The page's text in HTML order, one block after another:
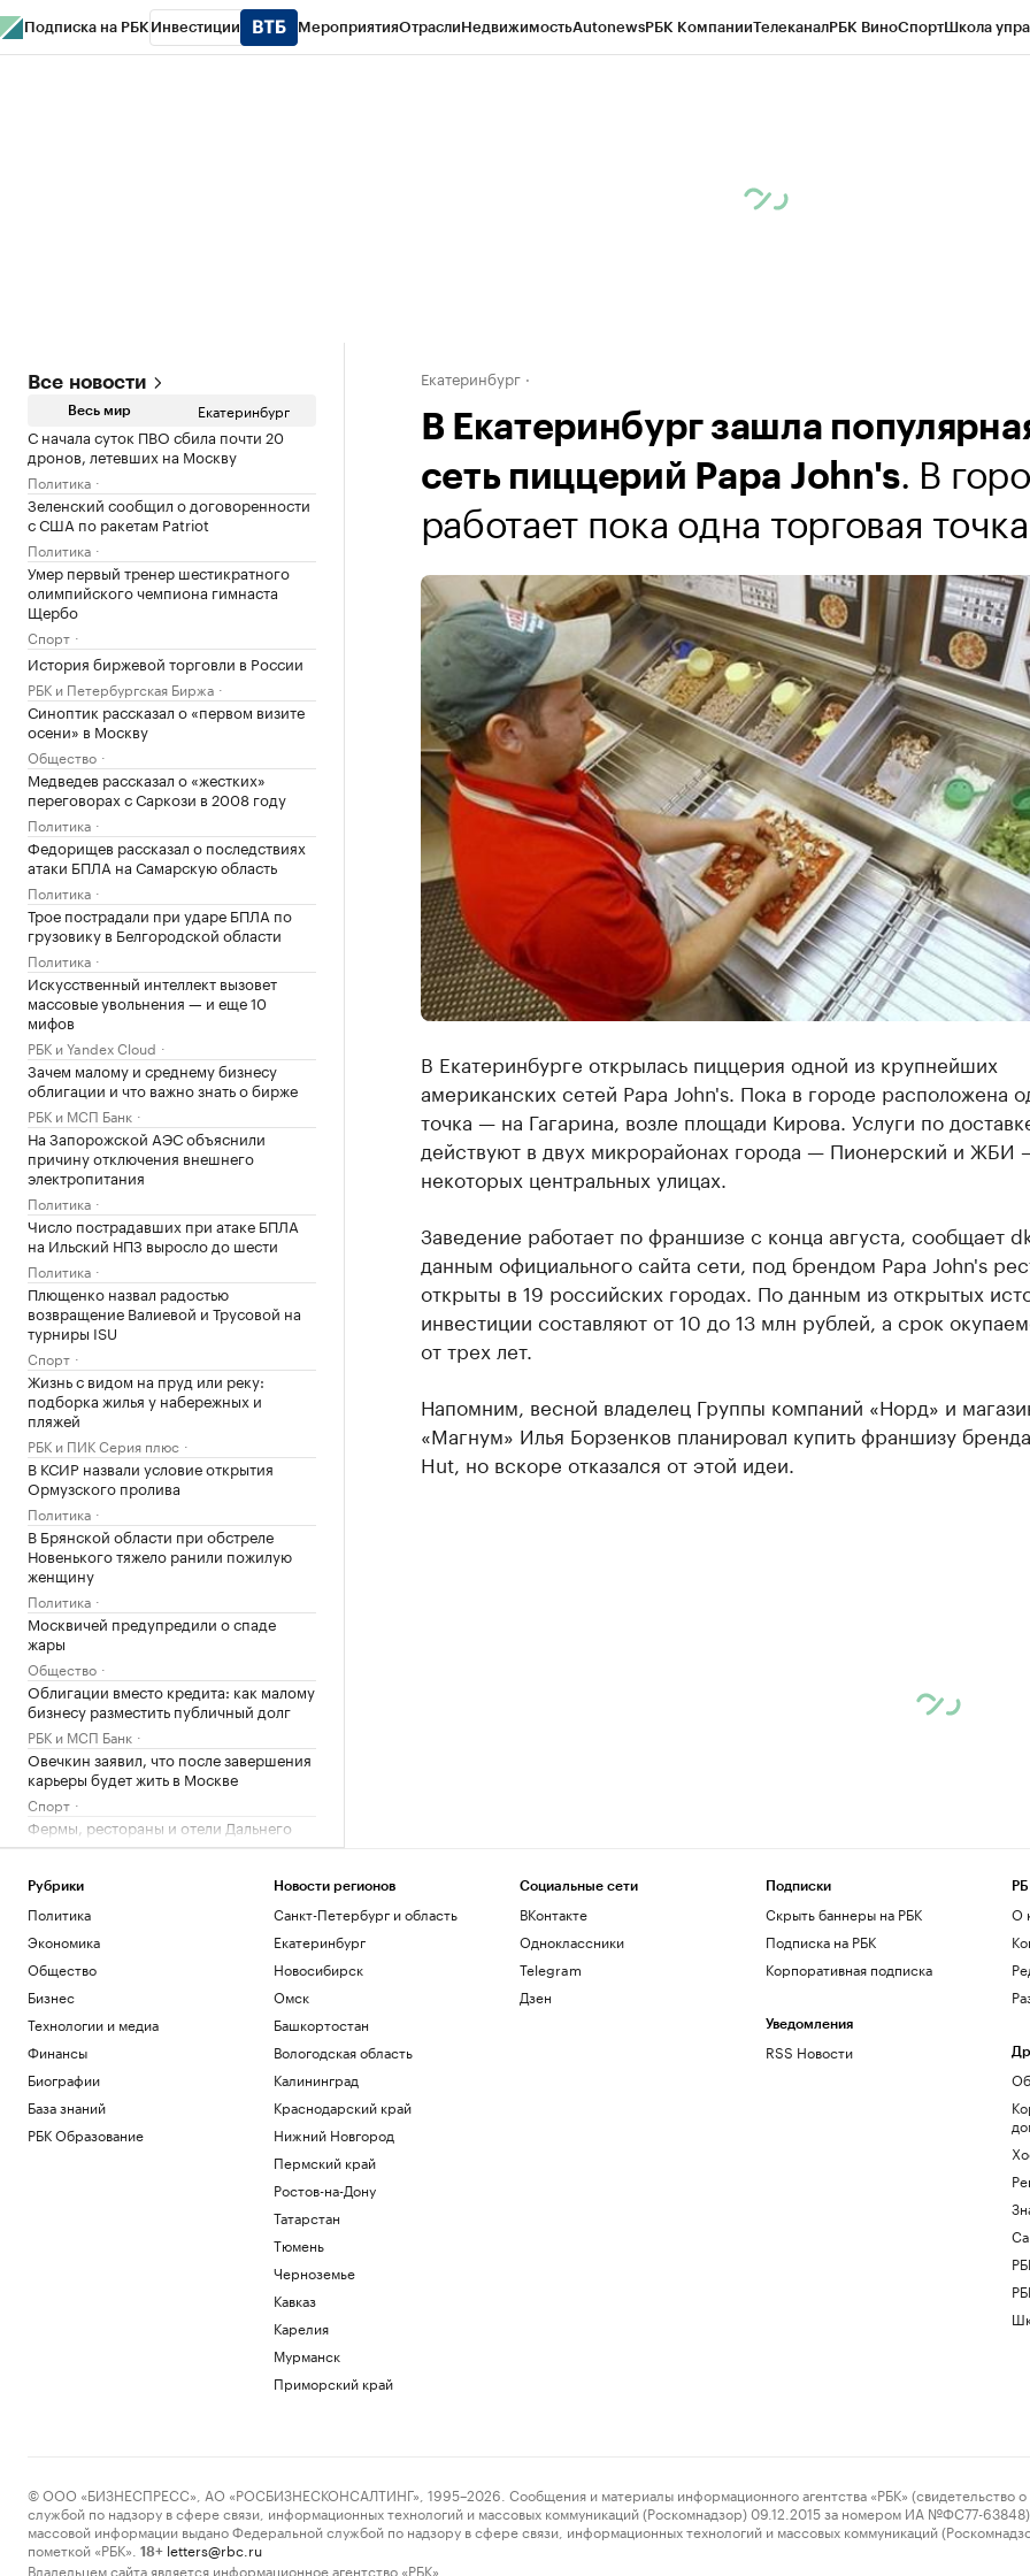
Подписка на РБК Инвестиции МероприятияОтраслиНедвижимостьAutonewsРБК КомпанииТелеканалРБК ВиноСпортШкола
Все новости
Весь мир Екатеринбург
С начала суток ПВО сбила почти 20
дронов, летевших на Москву
Политика
Зеленский сообщил о договоренности
с США по ракетам Patriot
Политика
Умер первый тренер шестикратного
олимпийского чемпиона гимнаста
Щербо
Спорт
История биржевой торговли в России
РБК и Петербургская Биржа
Синоптик рассказал о «первом визите
осени» в Москву
Общество
Медведев рассказал о «жестких»
переговорах с Саркози в 2008 году
Политика
Федорищев рассказал о последствиях
атаки БПЛА на Самарскую область
Политика
Трое пострадали при ударе БПЛА по
грузовику в Белгородской области
Политика
Искусственный интеллект вызовет
массовые увольнения — и еще 10
мифов
РБК и Yandex Cloud
Зачем малому и среднему бизнесу
облигации и что важно знать о бирже
РБК и МСП Банк
На Запорожской АЭС объяснили
причину отключения внешнего
электропитания
Политика
Число пострадавших при атаке БПЛА
на Ильский НПЗ выросло до шести
Политика
Плющенко назвал радостью
возвращение Валиевой и Трусовой на
турниры ISU
Спорт
Жизнь с видом на пруд или реку:
подборка жилья у набережных и
пляжей
РБК и ПИК Серия плюс
В КСИР назвали условие открытия
Ормузского пролива
Политика
В Брянской области при обстреле
Новенького тяжело ранили пожилую
женщину
Политика
Москвичей предупредили о спаде
жары
Общество
Облигации вместо кредита: как малому
бизнесу разместить публичный долг
РБК и МСП Банк
Овечкин заявил, что после завершения
карьеры будет жить в Москве
Спорт
Фермы, рестораны и отели Дальнего
Востока. Гастрогид
Екатеринбург
В Екатеринбург зашла
сеть пиццерий Papa John's. В
работает пока одна торговая
В Екатеринбурге открылась пиццерия одной из крупнейших
американских сетей Papa John's. Пока в городе расположена
точка — на Гагарина, возле площади Кирова. Услуги по
действуют в двух микрорайонах города — Пионерский и ЖБИ
некоторых центральных улицах.
Заведение работает по франшизе с конца августа, сообщает
данным официального сайта сети, под брендом Papa John's
открыты в 19 российских городах. По данным из открытых
инвестиции составляют от 10 до 13 млн рублей, а срок
от трех лет.
Напомним, весной владелец Группы компаний «Норд» и
«Магнум» Илья Борзенков планировал купить франшизу
Hut, но вскоре отказался от этой идеи.
Рубрики
Политика
Экономика
Общество
Бизнес
Технологии и медиа
Финансы
Биографии
База знаний
РБК Образование
Новости регионов
Санкт-Петербург и область
Екатеринбург
Новосибирск
Омск
Башкортостан
Вологодская область
Калининград
Краснодарский край
Нижний Новгород
Пермский край
Ростов-на-Дону
Татарстан
Тюмень
Черноземье
Кавказ
Карелия
Мурманск
Приморский край
Социальные сети
ВКонтакте
Одноклассники
Telegram
Дзен
Подписки
Скрыть баннеры на РБК
Подписка на РБК
Корпоративная подписка
Уведомления
RSS Новости
О
© ООО «БИЗНЕСПРЕСС», АО «РОСБИЗНЕСКОНСАЛТИНГ», 1995–2026. Сообщения и материалы информационного агентства «РБК» (свидетельство о
службой по надзору в сфере связи, информационных технологий и массовых коммуникаций (Роскомнадзор) 09.12.2015 за номером ИА №ФС77-63848)
массовой информации выдано Федеральной службой по надзору в сфере связи, информационных технологий и массовых коммуникаций
пометкой «РБК».
18+ letters@rbc.ru
Владельцем сайта является информационное агентство «РБК».